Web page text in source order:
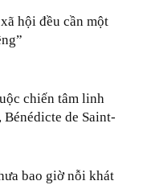
hội đều cần một
chiến tâm linh
de Saint-
bao giờ nỗi khát